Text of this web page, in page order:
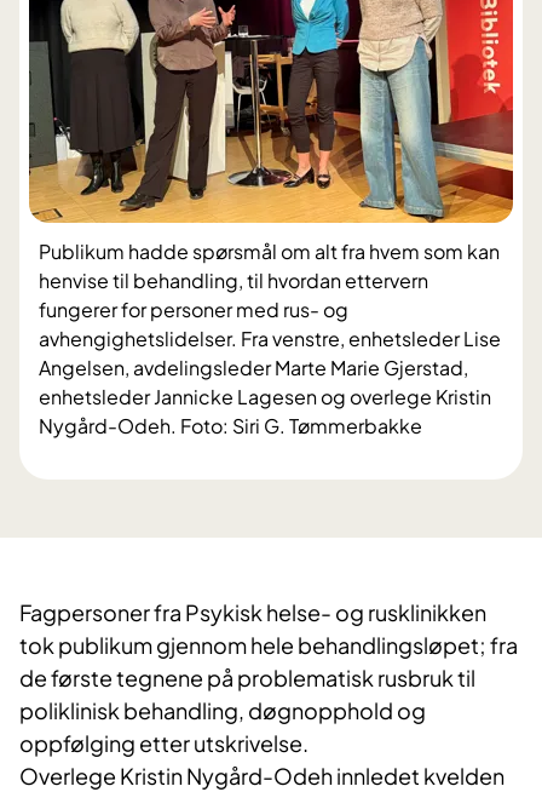
Publikum hadde spørsmål om alt fra hvem som kan
henvise til behandling, til hvordan ettervern
fungerer for personer med rus- og
avhengighetslidelser. Fra venstre, enhetsleder Lise
Angelsen, avdelingsleder Marte Marie Gjerstad,
enhetsleder Jannicke Lagesen og overlege Kristin
Nygård-Odeh. Foto: Siri G. Tømmerbakke
Fagpersoner fra Psykisk helse- og rusklinikken
tok publikum gjennom hele behandlingsløpet; fra
de første tegnene på problematisk rusbruk til
poliklinisk behandling, døgnopphold og
oppfølging etter utskrivelse.
Overlege Kristin Nygård-Odeh innledet kvelden